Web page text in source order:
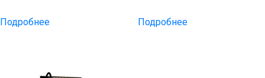
Подробнее Подробнее